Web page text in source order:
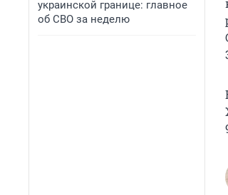
украинской границе: главное
об СВО за неделю